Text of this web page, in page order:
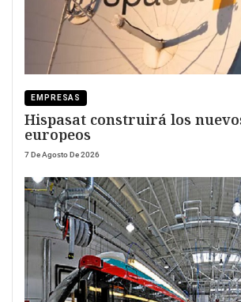
EMPRESAS
Hispasat construirá los
europeos
7 De Agosto De 2026